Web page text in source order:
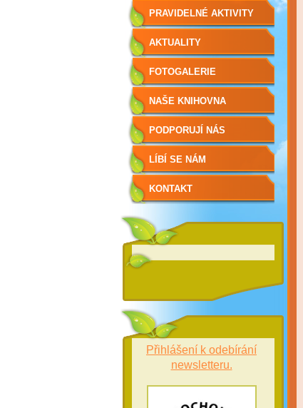
PRAVIDELNÉ AKTIVITY
AKTUALITY
FOTOGALERIE
NAŠE KNIHOVNA
PODPORUJÍ NÁS
LÍBÍ SE NÁM
KONTAKT
Přihlášení k odebírání
newsletteru.